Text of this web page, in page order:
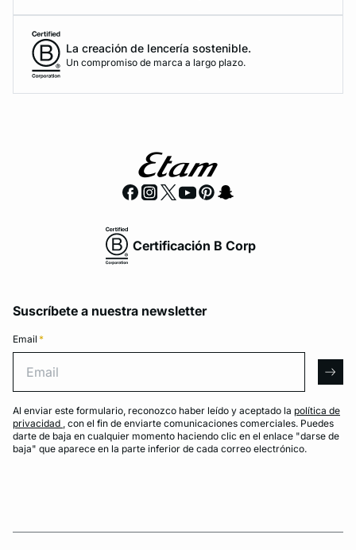
La creación de lencería sostenible.
Un compromiso de marca a largo plazo.
Certificación B Corp
Suscríbete a nuestra newsletter
Email *
Al enviar este formulario, reconozco haber leído y aceptado la política de
privacidad , con el fin de enviarte comunicaciones comerciales. Puedes
darte de baja en cualquier momento haciendo clic en el enlace "darse de
baja" que aparece en la parte inferior de cada correo electrónico.